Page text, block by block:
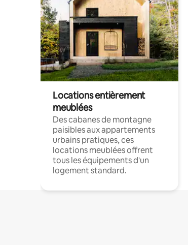
Locations entièrement
meublées
Des cabanes de montagne
paisibles aux appartements
urbains pratiques, ces
locations meublées offrent
tous les équipements d'un
logement standard.